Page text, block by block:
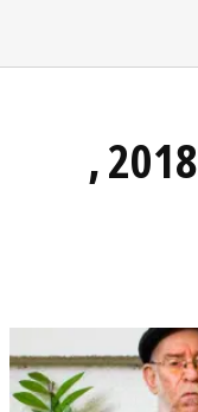
ארכיון כתבות תרבות 2018 ,